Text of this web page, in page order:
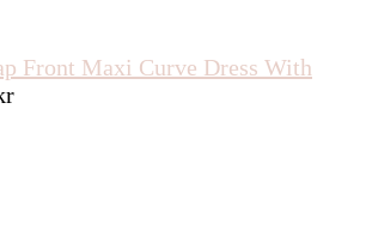
Front Maxi Curve Dress With